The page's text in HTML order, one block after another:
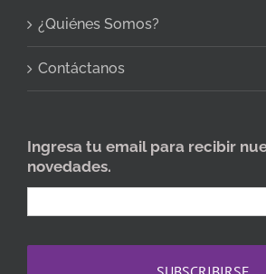
¿Quiénes Somos?
Contáctanos
Ingresa tu email para recibir
novedades.